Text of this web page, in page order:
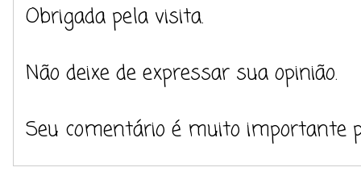
Obrigada pela visita.
Não deixe de expressar sua opinião.
Seu comentário é muito importante